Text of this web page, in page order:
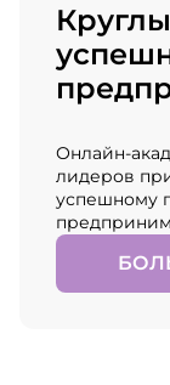
Онлайн-
лидеров
успешному